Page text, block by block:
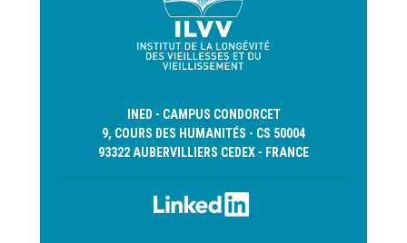
INED - CAMPUS CONDORCET
9, COURS DES HUMANITÉS - CS 50004
93322 AUBERVILLIERS CEDEX - FRANCE